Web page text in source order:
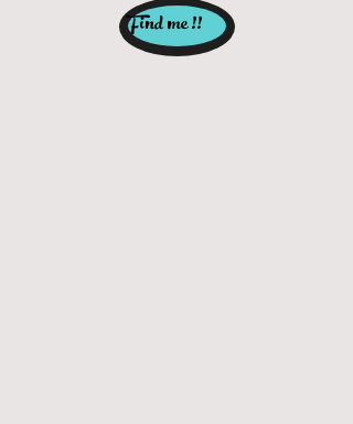
Find me !!